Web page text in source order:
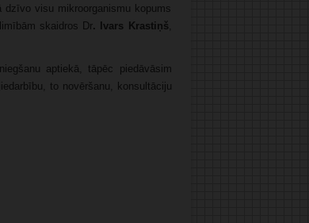
visu mikroorganismu kopums
skaidros Dr. Ivars Krastiņš
aptiekā, tāpēc piedāvāsim
to novēršanu, konsultāciju